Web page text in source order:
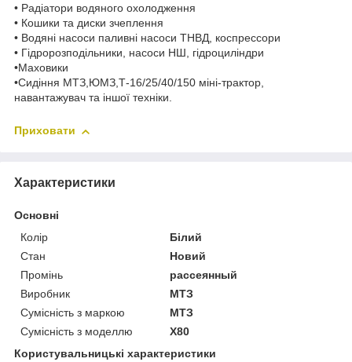
• Радіатори водяного охолодження
• Кошики та диски зчеплення
• Водяні насоси паливні насоси ТНВД, коспрессори
• Гідророзподільники, насоси НШ, гідроциліндри
•Маховики
•Сидіння МТЗ,ЮМЗ,Т-16/25/40/150 міні-трактор,
навантажувач та іншої техніки.
Приховати
Характеристики
Основні
Колір
Білий
Стан
Новий
Промінь
рассеянный
Виробник
МТЗ
Сумісність з маркою
МТЗ
Сумісність з моделлю
X80
Користувальницькі характеристики